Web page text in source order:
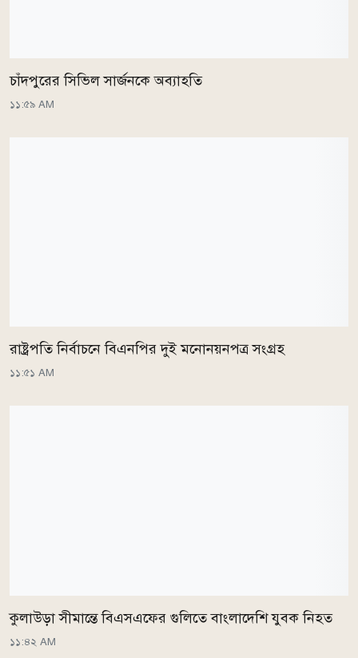
চাঁদপুরের সিভিল সার্জনকে অব্যাহতি
১১:৫৯ AM
রাষ্ট্রপতি নির্বাচনে বিএনপির দুই মনোনয়নপত্র সংগ্রহ
১১:৫১ AM
কুলাউড়া সীমান্তে বিএসএফের গুলিতে বাংলাদেশি যুবক নিহত
১১:৪২ AM